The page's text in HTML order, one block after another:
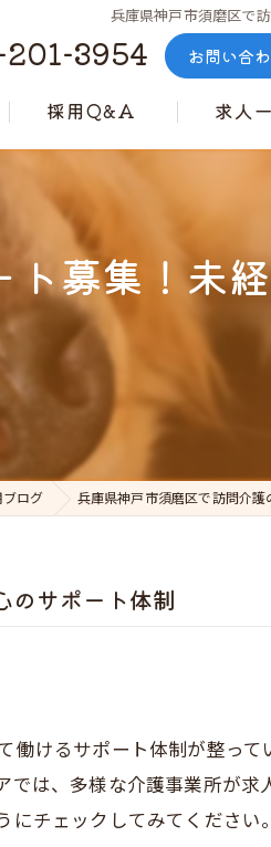
兵庫県神戸市須磨区で
3954 お問い合
採用Q&A 求人
募集！未
ブログ 兵庫県神戸市須磨区で訪問介
のサポート体制
けるサポート体制が整って
は、多様な介護事業所が求
チェックしてみてください。